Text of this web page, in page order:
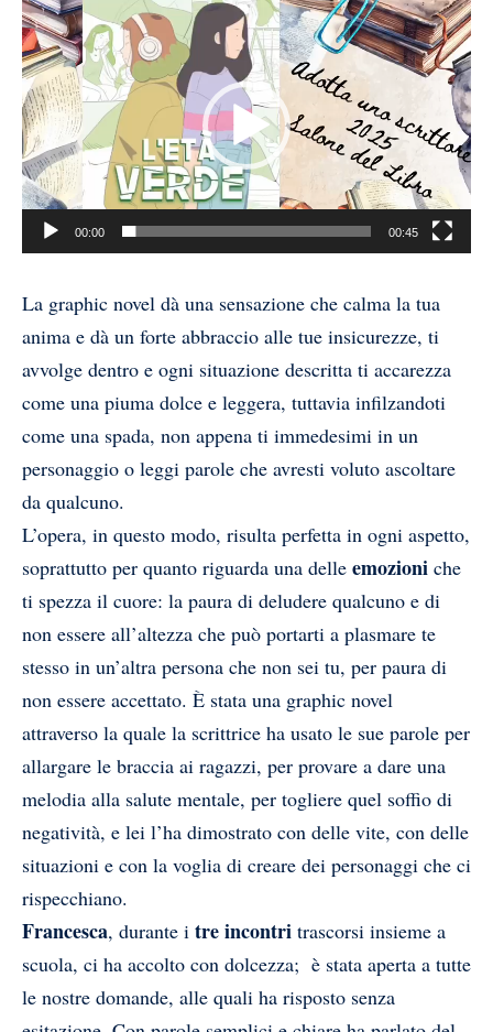
Video
Player
00:00 00:45
La graphic novel dà una sensazione che calma la tua
anima e dà un forte abbraccio alle tue insicurezze, ti
avvolge dentro e ogni situazione descritta ti accarezza
come una piuma dolce e leggera, tuttavia infilzandoti
come una spada, non appena ti immedesimi in un
personaggio o leggi parole che avresti voluto ascoltare
da qualcuno.
L’opera, in questo modo, risulta perfetta in ogni aspetto,
soprattutto per quanto riguarda una delle emozioni che
ti spezza il cuore: la paura di deludere qualcuno e di
non essere all’altezza che può portarti a plasmare te
stesso in un’altra persona che non sei tu, per paura di
non essere accettato. È stata una graphic novel
attraverso la quale la scrittrice ha usato le sue parole per
allargare le braccia ai ragazzi, per provare a dare una
melodia alla salute mentale, per togliere quel soffio di
negatività, e lei l’ha dimostrato con delle vite, con delle
situazioni e con la voglia di creare dei personaggi che ci
rispecchiano.
Francesca, durante i tre incontri trascorsi insieme a
scuola, ci ha accolto con dolcezza; è stata aperta a tutte
le nostre domande, alle quali ha risposto senza